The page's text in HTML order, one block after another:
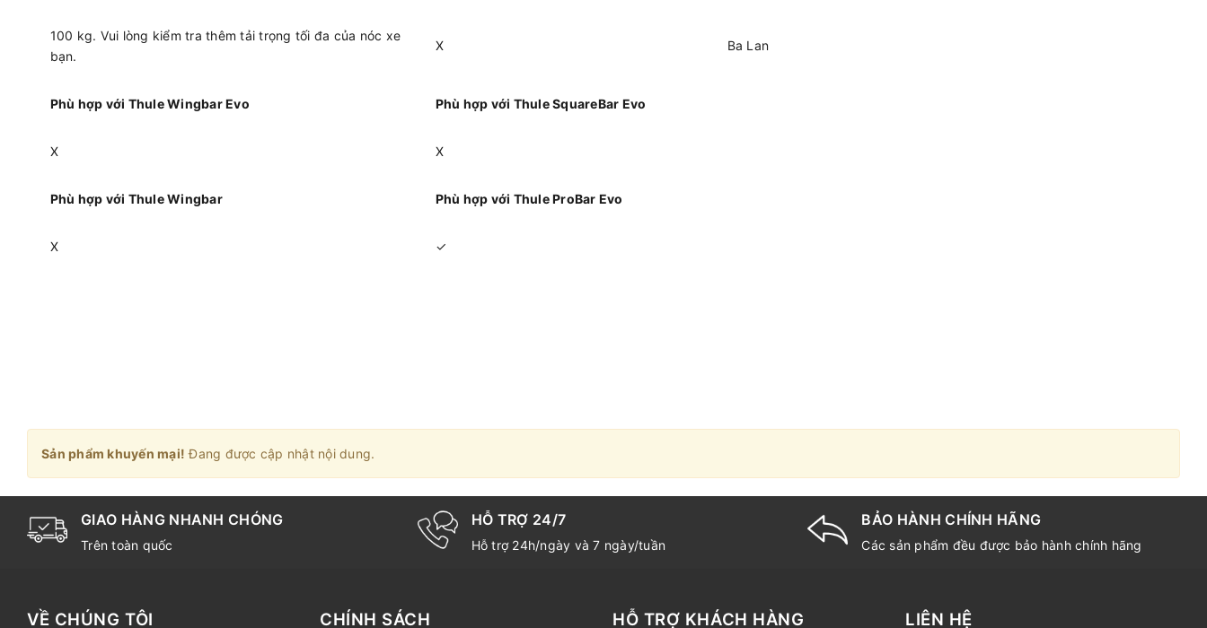
100 kg. Vui lòng kiểm tra thêm tải trọng tối đa của nóc xe
bạn.
X Ba Lan
Phù hợp với Thule Wingbar Evo Phù hợp với Thule SquareBar Evo
X X
Phù hợp với Thule Wingbar Phù hợp với Thule ProBar Evo
X ✓
Sản phẩm khuyến mại! Đang được cập nhật nội dung.
GIAO HÀNG NHANH CHÓNG
Trên toàn quốc
HỖ TRỢ 24/7
Hỗ trợ 24h/ngày và 7 ngày/tuần
BẢO HÀNH CHÍNH HÃNG
Các sản phẩm đều được bảo hành chính hãng
VỀ CHÚNG TÔI CHÍNH SÁCH HỖ TRỢ KHÁCH HÀNG LIÊN HỆ